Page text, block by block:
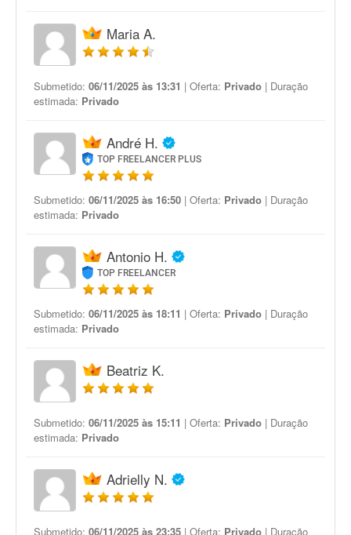
Maria A.
Submetido: 06/11/2025 às 13:31 | Oferta: Privado | Duração
estimada: Privado
André H.
TOP FREELANCER PLUS
Submetido: 06/11/2025 às 16:50 | Oferta: Privado | Duração
estimada: Privado
Antonio H.
TOP FREELANCER
Submetido: 06/11/2025 às 18:11 | Oferta: Privado | Duração
estimada: Privado
Beatriz K.
Submetido: 06/11/2025 às 15:11 | Oferta: Privado | Duração
estimada: Privado
Adrielly N.
Submetido: 06/11/2025 às 23:35 | Oferta: Privado | Duração